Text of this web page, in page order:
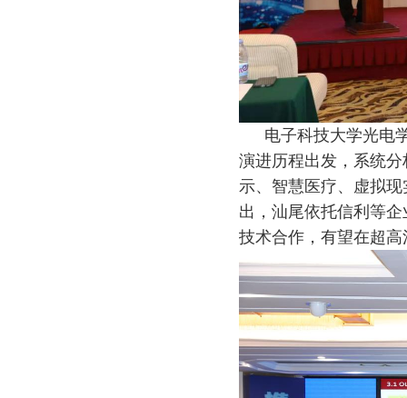
电子科技大学光电
演进历程出发，系统
示、智慧医疗、虚拟
出，汕尾依托信利等
技术合作，有望在超